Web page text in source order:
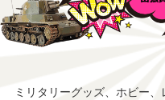
ミリタリーグッズ、ホビー